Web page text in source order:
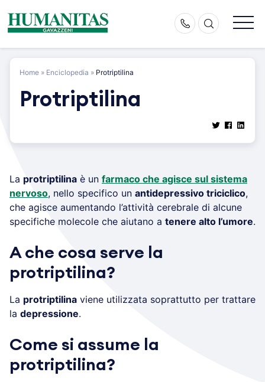
content
Home » Enciclopedia » Protriptilina
Protriptilina
La protriptilina è un farmaco che agisce sul sistema
nervoso, nello specifico un antidepressivo triciclico,
che agisce aumentando l’attività cerebrale di alcune
specifiche molecole che aiutano a tenere alto l’umore.
A che cosa serve la
protriptilina?
La protriptilina viene utilizzata soprattutto per trattare
la depressione.
Come si assume la
protriptilina?